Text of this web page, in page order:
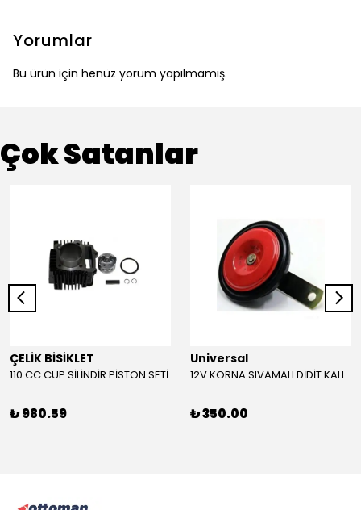
Yorumlar
Bu ürün için henüz yorum yapılmamış.
Çok Satanlar
ÇELİK BİSİKLET
110 CC CUP SİLİNDİR PİSTON SETİ
₺ 980.59
Universal
12V KORNA SIVAMALI DİDİT KALIN SESLİ (KIRMIZI)
₺ 350.00